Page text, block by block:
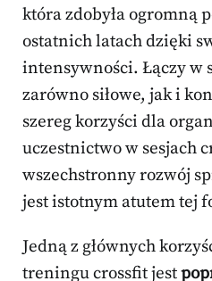
która zdobyła ogromną
ostatnich latach dzięki
intensywności. Łączy w
zarówno siłowe, jak i
szereg korzyści dla
uczestnictwo w sesjach
wszechstronny rozwój
jest istotnym atutem tej
Jedną z głównych
treningu crossfit jest